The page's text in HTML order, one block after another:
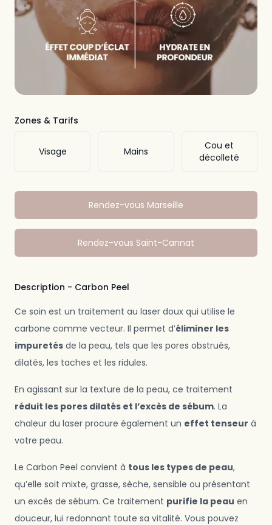
Zones & Tarifs
Visage Mains
Cou et
décolleté
Rendez-vous Marseille
Rendez-vous Saint-Cannat
Description - Carbon Peel
Ce soin est un traitement au laser doux qui utilise le
carbone comme vecteur. Il permet d’éliminer les
impuretés de la peau, tels que les pores obstrués,
dilatés, les taches et les ridules.
En agissant sur la texture de la peau, ce traitement
réduit les pores dilatés et l’excès de sébum. La
chaleur du laser procure également un effet tenseur à
votre peau.
Le Carbon Peel convient à tous les types de peau,
qu’elle soit mixte, grasse, sèche, sensible ou présentant
un excès de sébum. Ce traitement purifie la peau en
douceur, lui redonnant toute sa vitalité. Vous pouvez